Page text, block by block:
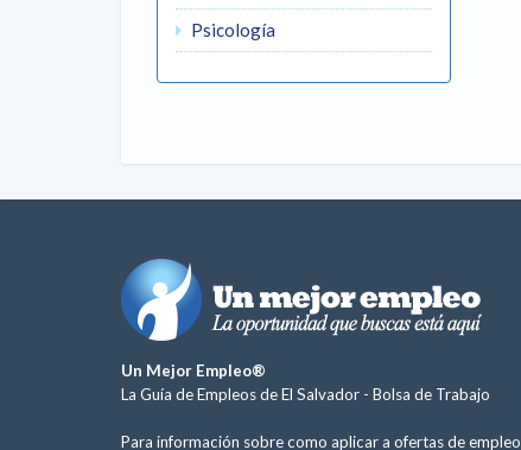
Psicología
Un Mejor Empleo®
La Guía de Empleos de El Salvador - Bolsa de Trabajo
Para información sobre como aplicar a ofertas de empleo